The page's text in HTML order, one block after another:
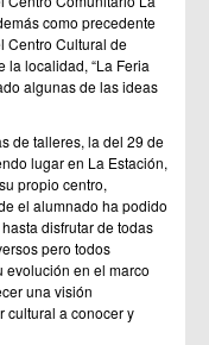
como precedente
Centro Cultural de
la localidad, “La Feria
algunas de las ideas
de talleres, la del 29 de
lugar en La Estación,
propio centro,
el alumnado ha podido
disfrutar de todas
pero todos
evolución en el marco
una visión
cultural a conocer y